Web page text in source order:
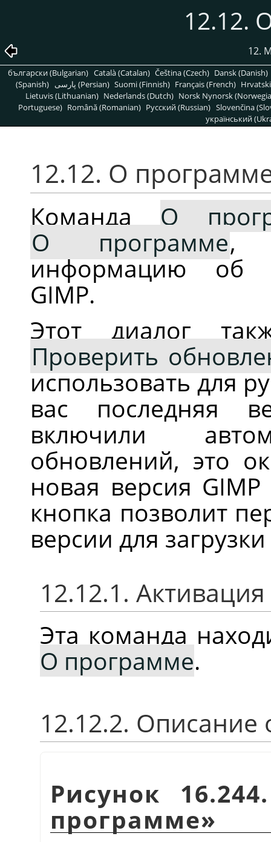
12.12.
12.
български (Bulgarian) Català (Catalan) Čeština (Czech) Dansk (Danish)
(Spanish)
پارسی (Persian) Suomi (Finnish) Français (French)
Lietuvis (Lithuanian) Nederlands (Dutch) Norsk Nynorsk
Portuguese) Română (Romanian) Pусский (Russian) Slovenčina
український
12.12. О
Команда О
О программе,
информацию об
GIMP.
Этот диалог
Проверить
использовать для
вас последняя
включили
обновлений, это
новая версия
кнопка позволит
версии для
12.12.1.
Эта команда
О программе.
12.12.2. Описание
Рисунок
программе»